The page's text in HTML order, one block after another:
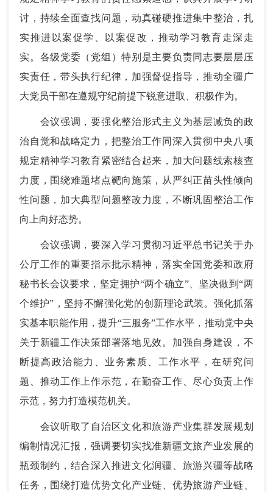
讨，持续全面查找问题，动真碰硬推进集中整治，扎
实推进以案促学、以案促改，推动学习教育走深走
实。各级党委（党组）特别是主要负责同志要层层压
实责任，带头执行纪律，加强督促指导，推动全疆广
大党员干部在遵规守纪前提下锐意进取、积极作为。
会议强调，要强化整治形式主义为基层减负的政
治自觉和战略定力，把整治工作同深入贯彻中央八项
规定精神学习教育紧密结合起来，加大问题线索核查
力度，围绕难题堵点靶向施策，从严纠正苗头性倾向
性问题，加大典型问题整改力度，不断巩固整治工作
向上向好态势。
会议强调，要深入学习贯彻习近平总书记关于办
公厅工作的重要指示批示精神，落实全国党委和政府
秘书长会议要求，坚定拥护“两个确立”、坚决做到“两
个维护”，坚持不懈强化党的创新理论武装。强化抓落
实基本职能作用，提升“三服务”工作水平，推动党中央
关于新疆工作决策部署落地见效。加强自身建设，不
断提高政治能力、业务素质、工作水平，在研究问
题、推动工作上作示范，在勤奋工作、尽心负责上作
示范，努力打造模范机关。
会议听取了自治区文化和旅游产业集群发展规划
编制情况汇报，强调要切实找准新疆文旅产业发展的
瓶颈制约，结合深入推进文化润疆、旅游兴疆等战略
任务，围绕打造优势文化产业链、优势旅游产业链、